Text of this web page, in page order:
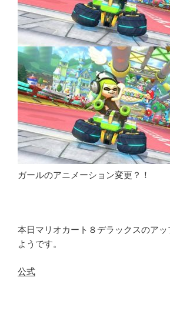
ガールのアニメーション変更？！
本日マリオカート８デラックスのア
ようです。
公式